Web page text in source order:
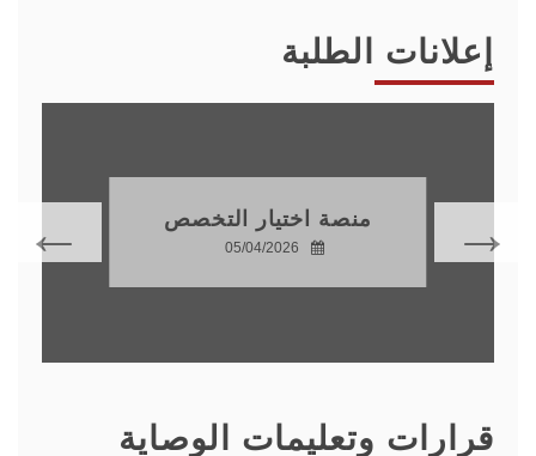
إعلانات الطلبة
منصة اختيار التخصص
05/04/2026
قرارات وتعليمات الوصاية